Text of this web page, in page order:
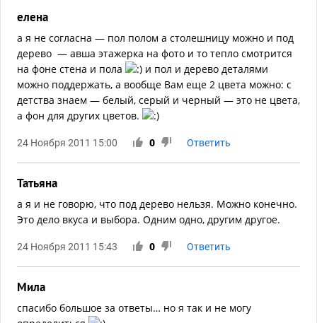
елена
а я не согласна — пол полом а столешницу можно и под
дерево — авша этажерка на фото и то тепло смотрится
на фоне стена и пола
и пол и дерево деталями
можно поддержать, а вообще Вам еще 2 цвета можно: с
детства знаем — белый, серый и черный — это не цвета,
а фон для других цветов.
24 Ноября 2011 15:00 0 Ответить
Татьяна
а я и не говорю, что под дерево нельзя. Можно конечно.
Это дело вкуса и выбора. Одним одно, другим другое.
24 Ноября 2011 15:43 0 Ответить
Мила
спасибо большое за ответы… но я так и не могу